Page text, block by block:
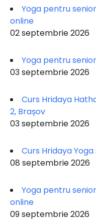
Yoga pentru
online
02 septembrie 2026
Yoga pentru
03 septembrie 2026
Curs Hridaya
2, Brașov
03 septembrie 2026
Curs Hridaya
08 septembrie 2026
Yoga pentru
online
09 septembrie 2026